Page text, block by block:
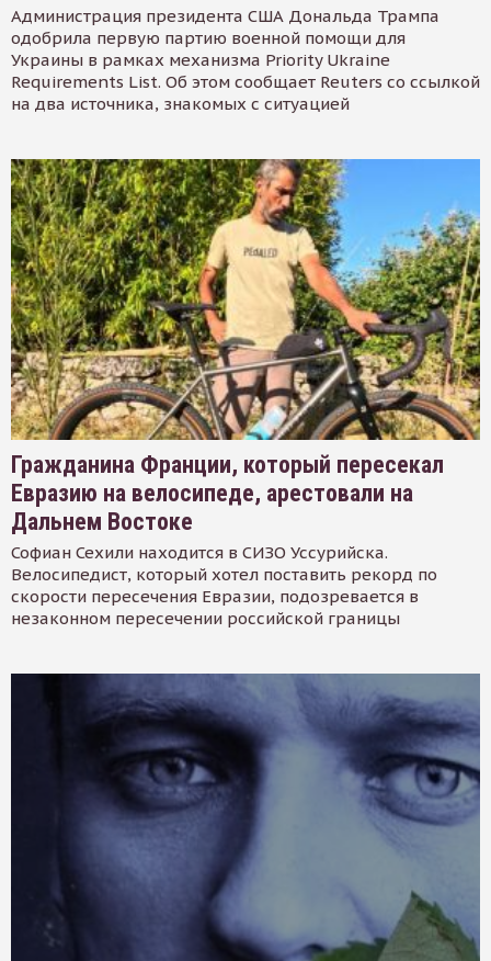
Администрация президента США Дональда Трампа
одобрила первую партию военной помощи для
Украины в рамках механизма Priority Ukraine
Requirements List. Об этом сообщает Reuters со ссылкой
на два источника, знакомых с ситуацией
Гражданина Франции, который пересекал
Евразию на велосипеде, арестовали на
Дальнем Востоке
Софиан Сехили находится в СИЗО Уссурийска.
Велосипедист, который хотел поставить рекорд по
скорости пересечения Евразии, подозревается в
незаконном пересечении российской границы